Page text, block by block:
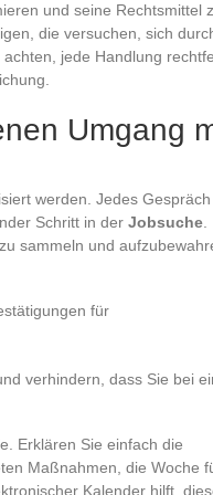
und seine Rechtsmittel
die versuchen, sich
jede Handlung
Umgang
werden. Jedes Gespräch
Schritt in der Jobsuche
sammeln und
für
verhindern, dass Sie bei
Erklären Sie einfach die
Maßnahmen, die Woche
Kalender hilft,